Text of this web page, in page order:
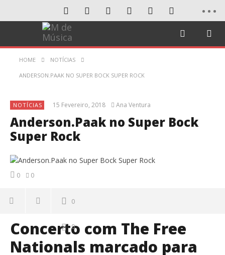
HOME NOTÍCIAS
ANDERSON.PAAK NO SUPER BOCK SUPER ROCK
NOTÍCIAS 15 Fevereiro, 2018 Ana Ventura
Anderson.Paak no Super Bock
Super Rock
0 0
0
0
Concerto com The Free
Nationals marcado para